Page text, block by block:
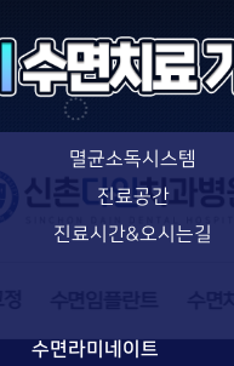
신촌다인치과병원
의료진소개
멸균소독시스템
진료공간
진료시간&오시는길
수면라미네이트